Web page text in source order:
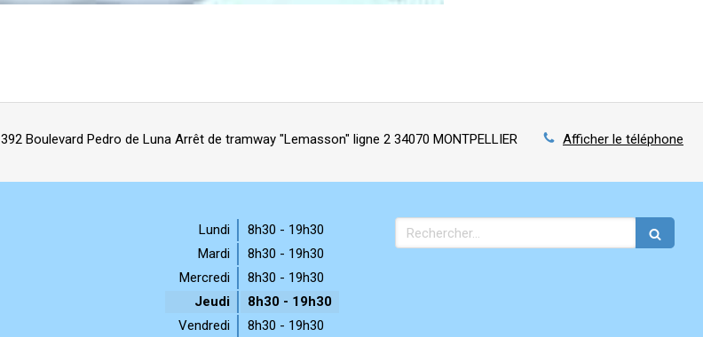
392 Boulevard Pedro de Luna Arrêt de tramway "Lemasson" ligne 2 34070 MONTPELLIER Afficher le téléphone
Lundi
8h30 - 19h30
Mardi
8h30 - 19h30
Mercredi
8h30 - 19h30
Jeudi
8h30 - 19h30
Vendredi
8h30 - 19h30
Rechercher